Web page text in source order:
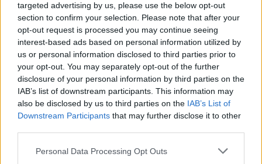
targeted advertising by us, please use the below opt-out
section to confirm your selection. Please note that after your
opt-out request is processed you may continue seeing
interest-based ads based on personal information utilized by
us or personal information disclosed to third parties prior to
your opt-out. You may separately opt-out of the further
disclosure of your personal information by third parties on the
IAB’s list of downstream participants. This information may
also be disclosed by us to third parties on the IAB’s List of
Downstream Participants that may further disclose it to other
Personal Data Processing Opt Outs
Εγγραφή στο newsletter